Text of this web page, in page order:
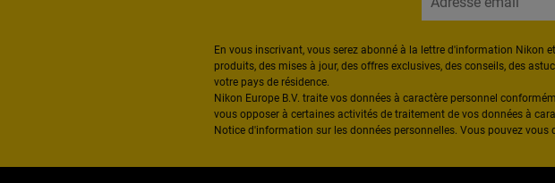
En vous inscrivant, vous serez abonné à la lettre d'information Nikon
produits, des mises à jour, des offres exclusives, des conseils, des
votre pays de résidence.
Nikon Europe B.V. traite vos données à caractère personnel
vous opposer à certaines activités de traitement de vos données à
Notice d'information sur les données personnelles. Vous pouvez